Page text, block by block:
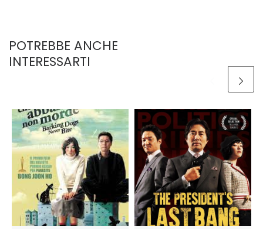
POTREBBE ANCHE
INTERESSARTI